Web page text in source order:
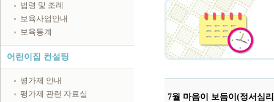
법령 및 조례
보육사업안내
보육통계
어린이집 컨설팅
평가제 안내
평가제 관련 자료실
7월 마음이 보듬이(정서심